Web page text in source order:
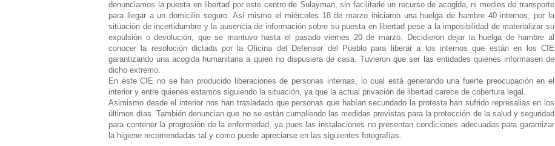
denunciamos la puesta en libertad por este centro de Sulayman, sin facilitarle un recurso de acogida, ni medios de transporte
para llegar a un domicilio seguro. Así mismo el miércoles 18 de marzo iniciaron una huelga de hambre 40 internos, por la
situación de incertidumbre y la ausencia de información sobre su puesta en libertad pese a la imposibilidad de materializar su
expulsión o devolución, que se mantuvo hasta el pasado viernes 20 de marzo. Decidieron dejar la huelga de hambre al
conocer la resolución dictada por la Oficina del Defensor del Pueblo para liberar a los internos que están en los CIE
garantizando una acogida humanitaria a quien no dispusiera de casa. Tuvieron que ser las entidades quienes informasen de
dicho extremo.
En éste CIE no se han producido liberaciones de personas internas, lo cual está generando una fuerte preocupación en el
interior y entre quienes estamos siguiendo la situación, ya que la actual privación de libertad carece de cobertura legal.
Asimismo desde el interior nos han trasladado que personas que habían secundado la protesta han sufrido represalias en los
últimos días. También denuncian que no se están cumpliendo las medidas previstas para la protección de la salud y seguridad
para contener la progresión de la enfermedad, ya pues las instalaciones no presentan condiciones adecuadas para garantizar
la higiene recomendadas tal y como puede apreciarse en las siguientes fotografías.